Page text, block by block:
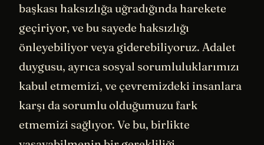
başkası haksızlığa uğradığında harekete
geçiriyor, ve bu sayede haksızlığı
önleyebiliyor veya giderebiliyoruz. Adalet
duygusu, ayrıca sosyal sorumluluklarımızı
kabul etmemizi, ve çevremizdeki insanlara
karşı da sorumlu olduğumuzu fark
etmemizi sağlıyor. Ve bu, birlikte